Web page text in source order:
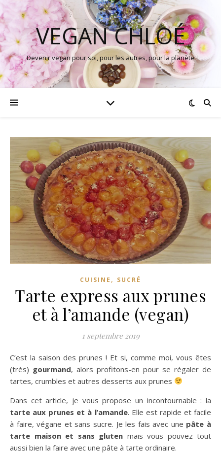
VEGAN CHLOÉ
Devenir vegan pour soi, pour les autres, pour la planète
CUISINE , SUCRÉ
Tarte express aux prunes
et à l’amande (vegan)
1 septembre 2019
C’est la saison des prunes ! Et si, comme moi, vous êtes
(très) gourmand, alors profitons-en pour se régaler de
tartes, crumbles et autres desserts aux prunes
Dans cet article, je vous propose un incontournable : la
tarte aux prunes et à l’amande. Elle est rapide et facile
à faire, végane et sans sucre. Je les fais avec une pâte à
tarte maison et sans gluten mais vous pouvez tout
aussi bien la faire avec une pâte à tarte ordinaire.